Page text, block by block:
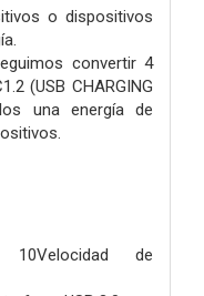
o dispositivos
convertir 4
(USB CHARGING
una energía de
de